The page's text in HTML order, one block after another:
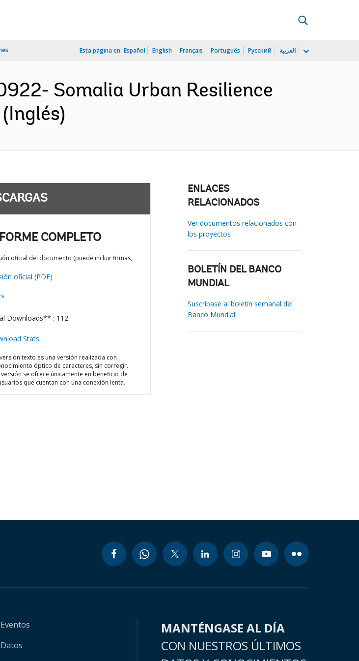
Esta página en: Español English Français Português Русский العربية
Somalia Urban Resilience
COMPLETO
oficial del documento (puede incluir firmas,
oficial (PDF)
Downloads** : 112
Stats
texto es una versión realizada con
óptico de caracteres, sin corregir.
versión se ofrece únicamente en beneficio de
que cuentan con una conexión lenta.
ENLACES
RELACIONADOS
Ver documentos relacionados con
los proyectos
BOLETÍN DEL BANCO
MUNDIAL
Suscríbase al boletín semanal del
Banco Mundial
Eventos
Datos
MANTÉNGASE AL DÍA
CON NUESTROS ÚLTIMOS